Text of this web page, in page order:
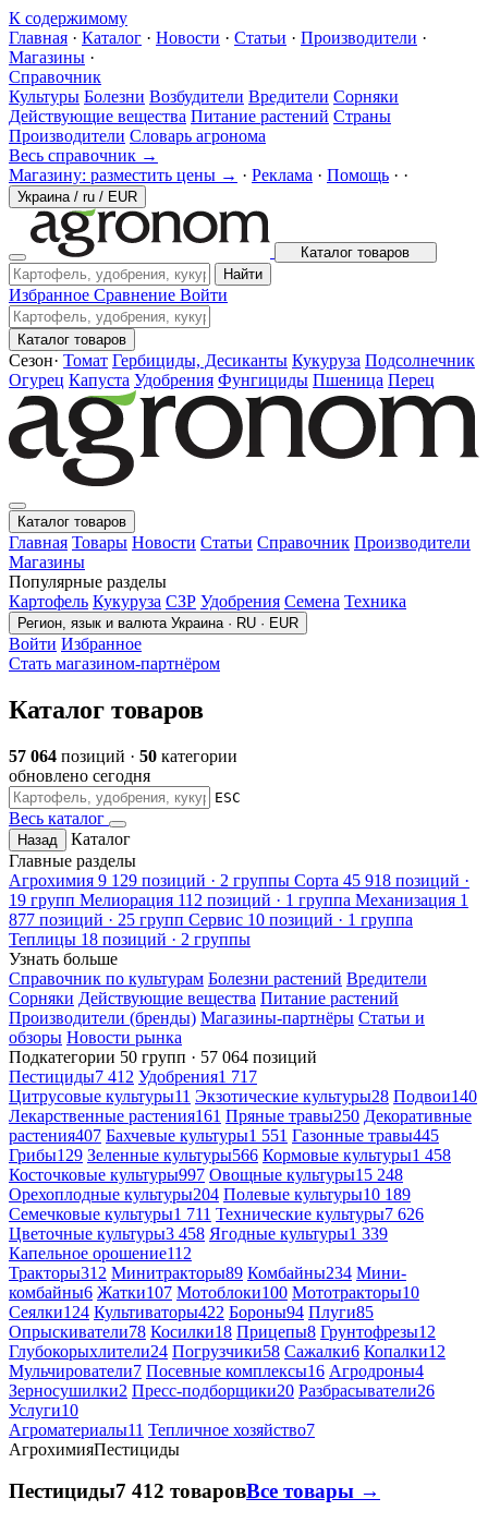
К содержимому
Главная · Каталог · Новости · Статьи · Производители ·
Магазины ·
Справочник
Культуры Болезни Возбудители Вредители Сорняки
Действующие вещества Питание растений Страны
Производители Словарь агронома
Весь справочник →
Магазину: разместить цены → · Реклама · Помощь · ·
Украина / ru / EUR
Каталог товаров
Найти
Избранное Сравнение Войти
Каталог товаров
Сезон· Томат Гербициды, Десиканты Кукуруза Подсолнечник
Огурец Капуста Удобрения Фунгициды Пшеница Перец
Каталог товаров
Главная Товары Новости Статьи Справочник Производители
Магазины
Популярные разделы
Картофель Кукуруза СЗР Удобрения Семена Техника
Регион, язык и валюта Украина · RU · EUR
Войти Избранное
Стать магазином-партнёром
Каталог товаров
57 064 позиций · 50 категории
обновлено сегодня
ESC
Весь каталог
Назад
Каталог
Главные разделы
Агрохимия 9 129 позиций · 2 группы Сорта 45 918 позиций ·
19 групп Мелиорация 112 позиций · 1 группа Механизация 1
877 позиций · 25 групп Сервис 10 позиций · 1 группа
Теплицы 18 позиций · 2 группы
Узнать больше
Справочник по культурам Болезни растений Вредители
Сорняки Действующие вещества Питание растений
Производители (бренды) Магазины-партнёры Статьи и
обзоры Новости рынка
Подкатегории 50 групп · 57 064 позиций
Пестициды7 412 Удобрения1 717
Цитрусовые культуры11 Экзотические культуры28 Подвои140
Лекарственные растения161 Пряные травы250 Декоративные
растения407 Бахчевые культуры1 551 Газонные травы445
Грибы129 Зеленные культуры566 Кормовые культуры1 458
Косточковые культуры997 Овощные культуры15 248
Орехоплодные культуры204 Полевые культуры10 189
Семечковые культуры1 711 Технические культуры7 626
Цветочные культуры3 458 Ягодные культуры1 339
Капельное орошение112
Тракторы312 Минитракторы89 Комбайны234 Мини-
комбайны6 Жатки107 Мотоблоки100 Мототракторы10
Сеялки124 Культиваторы422 Бороны94 Плуги85
Опрыскиватели78 Косилки18 Прицепы8 Грунтофрезы12
Глубокорыхлители24 Погрузчики58 Сажалки6 Копалки12
Мульчирователи7 Посевные комплексы16 Агродроны4
Зерносушилки2 Пресс-подборщики20 Разбрасыватели26
Услуги10
Агроматериалы11 Тепличное хозяйство7
АгрохимияПестициды
Пестициды7 412 товаровВсе товары →